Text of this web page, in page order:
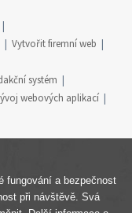
Vytvořit firemní web
systém
webových aplikací
fungování a bezpečnost
při návštěvě. Svá